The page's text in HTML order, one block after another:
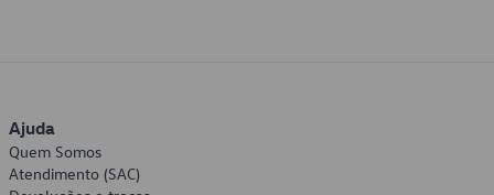
Ajuda
Quem Somos
Atendimento (SAC)